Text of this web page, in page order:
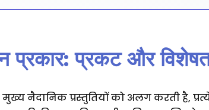
प्रकट और
नैदानिक प्रस्तुतियों को अलग करती है,